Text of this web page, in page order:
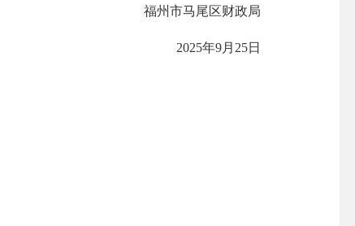
福州市马尾区财政局
2025年9月25日